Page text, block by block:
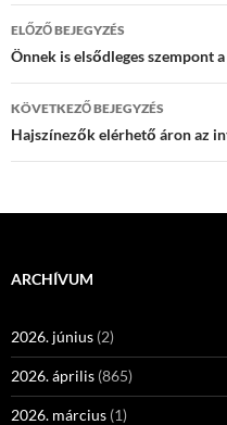
Bejegyzés
navigáció
ELŐZŐ BEJEGYZÉS
Önnek is elsődleges szempont
KÖVETKEZŐ BEJEGYZÉS
Hajszínezők elérhető áron az
ARCHÍVUM
2026. június (2)
2026. április (865)
2026. március (1)